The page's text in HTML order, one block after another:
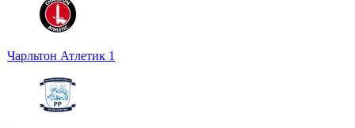
Чарльтон Атлетик 1